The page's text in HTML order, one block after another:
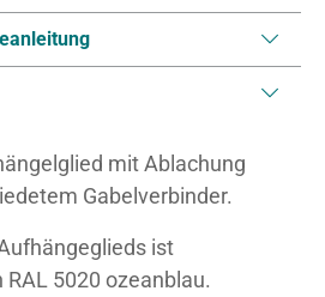
mit Ablachung
Gabelverbinder.
ist
5020 ozeanblau.